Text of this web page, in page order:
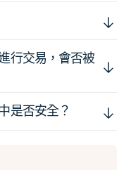
行交易，會否被
是否安全？